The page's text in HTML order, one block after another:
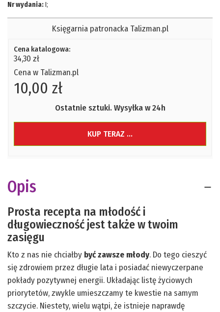
Nr wydania:I;
Księgarnia patronacka Talizman.pl
Cena katalogowa:
34,30 zł
Cena w Talizman.pl
10,00 zł
Ostatnie sztuki. Wysyłka w 24h
KUP TERAZ ...
Opis
Prosta recepta na młodość i
długowieczność jest także w twoim
zasięgu
Kto z nas nie chciałby być zawsze młody. Do tego cieszyć
się zdrowiem przez długie lata i posiadać niewyczerpane
pokłady pozytywnej energii. Układając listę życiowych
priorytetów, zwykle umieszczamy te kwestie na samym
szczycie. Niestety, wielu wątpi, że istnieje naprawdę